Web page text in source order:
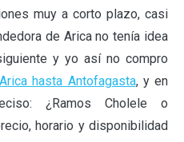
muy a corto plazo, casi
de Arica no tenía idea
y yo así no compro
hasta Antofagasta, y en
¿Ramos Cholele o
horario y disponibilidad